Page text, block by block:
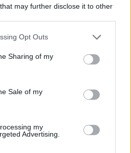
that may further disclose it to other
app uses one or more Google
behaviour. You may click to
and its third-party tags to
purposes in below Google
Opt Outs
Sharing of my
Sale of my
my
Advertising.
tervezése, ahol a
a helyi identitás erősítése kerül a
táj, amelynek minden köve
megújul a tatai Angolkert
Kelet csomópont építése